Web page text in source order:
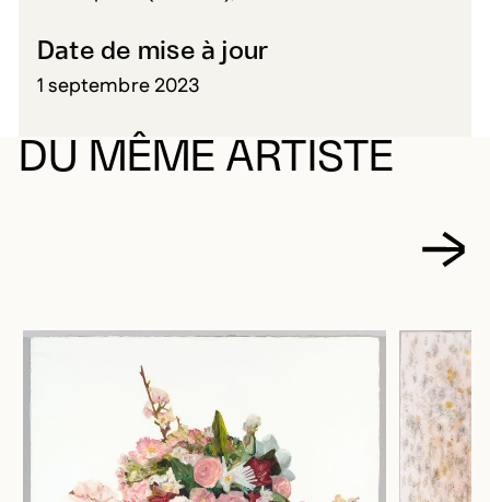
Date de mise à jour
1 septembre 2023
DU MÊME ARTISTE